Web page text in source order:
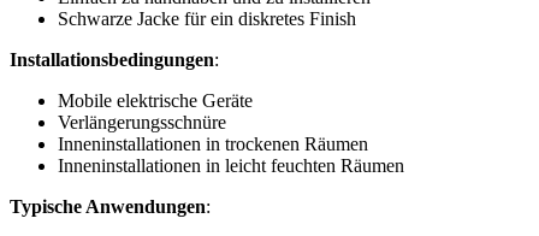
Schwarze Jacke für ein diskretes Finish
Installationsbedingungen:
Mobile elektrische Geräte
Verlängerungsschnüre
Inneninstallationen in trockenen Räumen
Inneninstallationen in leicht feuchten Räumen
Typische Anwendungen: